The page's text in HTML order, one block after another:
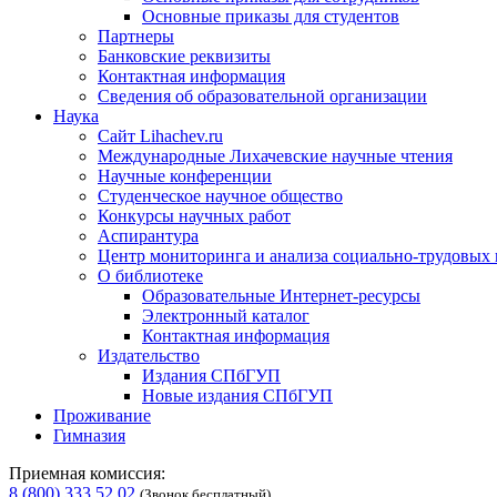
Основные приказы для студентов
Партнеры
Банковские реквизиты
Контактная информация
Сведения об образовательной организации
Наука
Сайт Lihachev.ru
Международные Лихачевские научные чтения
Научные конференции
Студенческое научное общество
Конкурсы научных работ
Аспирантура
Центр мониторинга и анализа социально-трудовых
О библиотеке
Образовательные Интернет-ресурсы
Электронный каталог
Контактная информация
Издательство
Издания СПбГУП
Новые издания СПбГУП
Проживание
Гимназия
Приемная комиссия:
8 (800) 333 52 02